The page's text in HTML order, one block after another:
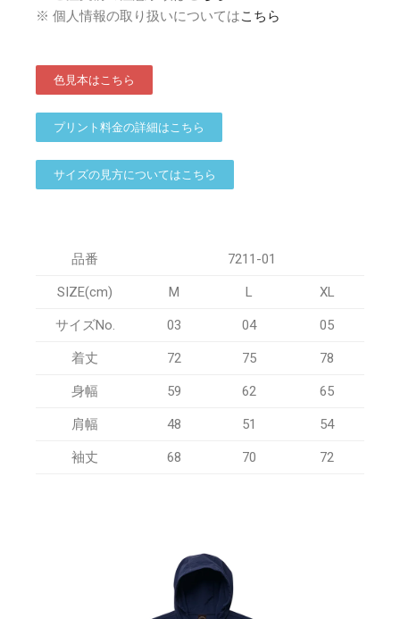
※ 個人情報の取り扱いについてはこちら
色見本はこちら
プリント料金の詳細はこちら
サイズの見方についてはこちら
品番 7211-01
SIZE(cm) M L XL
サイズNo. 03 04 05
着丈 72 75 78
身幅 59 62 65
肩幅 48 51 54
袖丈 68 70 72